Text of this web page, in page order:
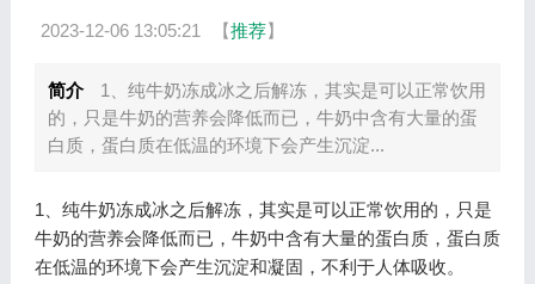
2023-12-06 13:05:21 【推荐】
简介
1、纯牛奶冻成冰之后解冻，其实是可以正常饮用
的，只是牛奶的营养会降低而已，牛奶中含有大量的蛋
白质，蛋白质在低温的环境下会产生沉淀...
1、纯牛奶冻成冰之后解冻，其实是可以正常饮用的，只是
牛奶的营养会降低而已，牛奶中含有大量的蛋白质，蛋白质
在低温的环境下会产生沉淀和凝固，不利于人体吸收。